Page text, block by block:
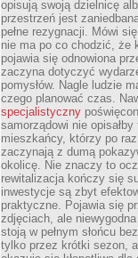
opisują swoją dzielnicę
przestrzeń jest
pełne rezygnacji. Mówi
nie ma po co chodzić, że
pojawia się odnowiona
zaczyna dotyczyć
pomysłów. Nagle ludzie
czego planować czas.
specjalistyczny
samorządowi nie
mieszkańcy, którzy po
zaczynają z dumą
okolicę. Nie znaczy to
rewitalizacja kończy się
inwestycje są zbyt
praktyczne. Pojawia się
zdjęciach, ale
stoją w pełnym słońcu
tylko przez krótki sezon,